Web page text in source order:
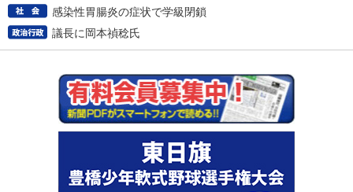
感染性胃腸炎の症状で学級閉鎖
議長に岡本禎稔氏